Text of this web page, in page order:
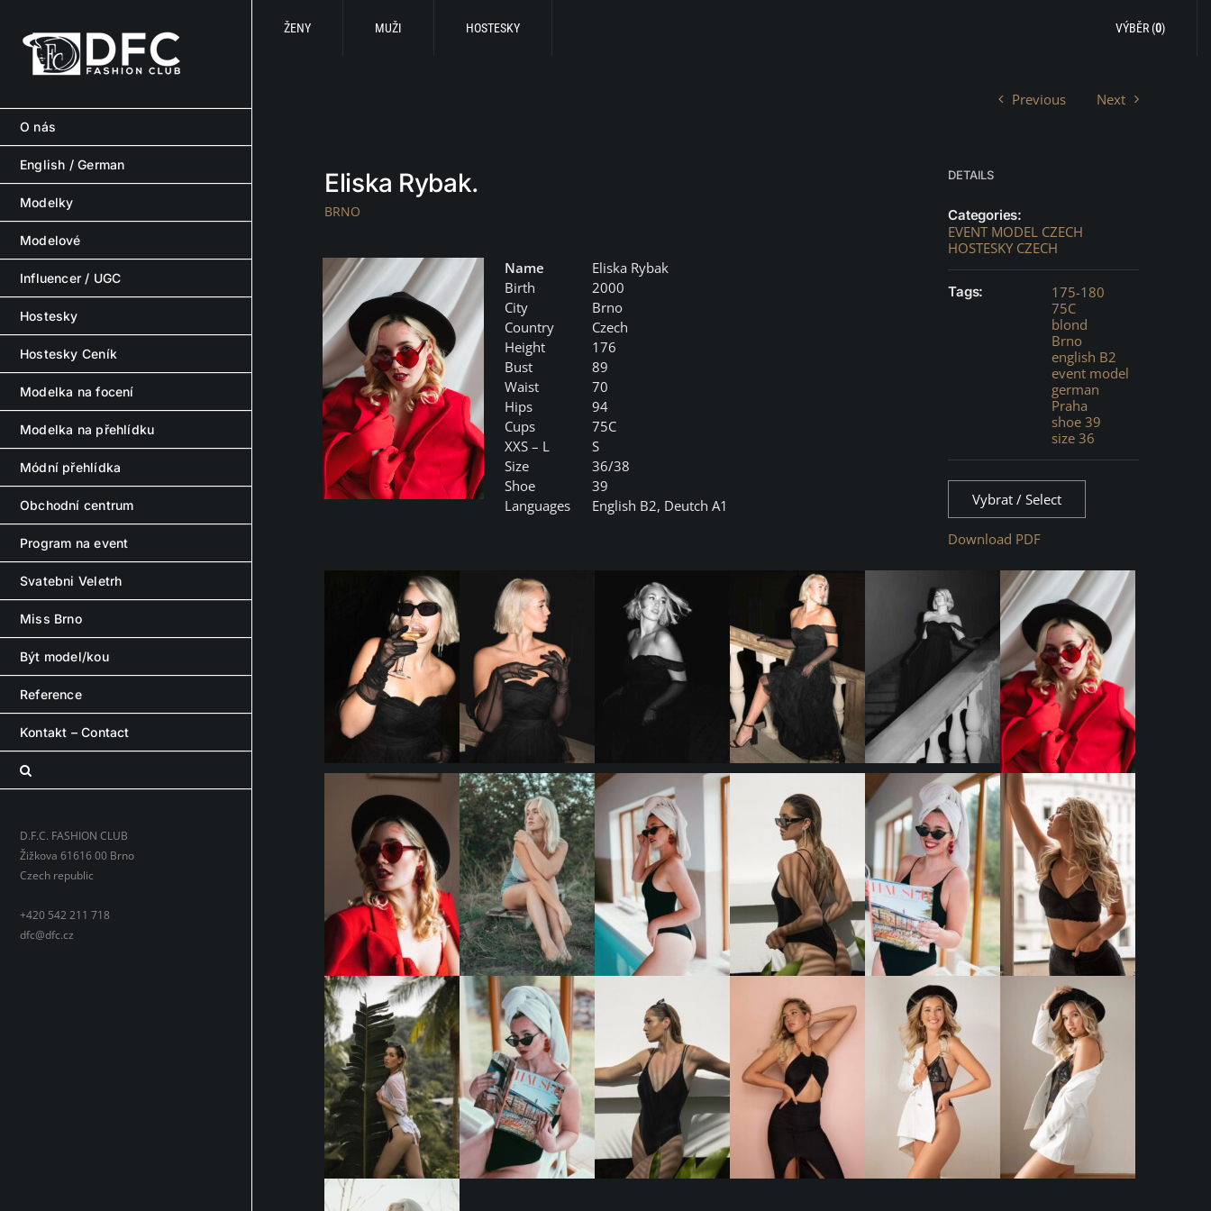
ŽENY MUŽI HOSTESKY VÝBĚR (0)
content
O nás
English / German
Modelky
Modelové
Influencer / UGC
Hostesky
Hostesky Ceník
Modelka na focení
Modelka na přehlídku
Módní přehlídka
Obchodní centrum
Program na event
Svatebni Veletrh
Miss Brno
Být model/kou
Reference
Kontakt – Contact
D.F.C. FASHION CLUB
Žižkova 61616 00 Brno
Czech republic
+420 542 211 718
dfc@dfc.cz
Previous Next
Eliska Rybak.
BRNO
Name
Eliska Rybak
Birth
2000
City
Brno
Country
Czech
Height
176
Bust
89
Waist
70
Hips
94
Cups
75C
XXS – L
S
Size
36/38
Shoe
39
Languages
English B2, Deutch A1
DETAILS
Categories:
EVENT MODEL CZECH
HOSTESKY CZECH
Tags:
175-180
75C
blond
Brno
english B2
event model
german
Praha
shoe 39
size 36
Vybrat / Select
Download PDF